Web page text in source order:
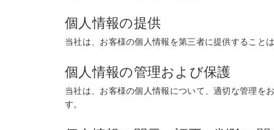
個人情報の提供
当社は、お客様の個人情報を第三者に提供すること
個人情報の管理および保護
当社は、お客様の個人情報について、適切な管理を
す。